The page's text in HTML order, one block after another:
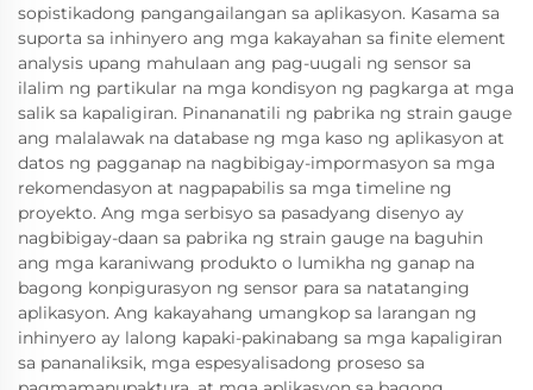
sopistikadong pangangailangan sa aplikasyon. Kasama sa
suporta sa inhinyero ang mga kakayahan sa finite element
analysis upang mahulaan ang pag-uugali ng sensor sa
ilalim ng partikular na mga kondisyon ng pagkarga at mga
salik sa kapaligiran. Pinananatili ng pabrika ng strain gauge
ang malalawak na database ng mga kaso ng aplikasyon at
datos ng pagganap na nagbibigay-impormasyon sa mga
rekomendasyon at nagpapabilis sa mga timeline ng
proyekto. Ang mga serbisyo sa pasadyang disenyo ay
nagbibigay-daan sa pabrika ng strain gauge na baguhin
ang mga karaniwang produkto o lumikha ng ganap na
bagong konpigurasyon ng sensor para sa natatanging
aplikasyon. Ang kakayahang umangkop sa larangan ng
inhinyero ay lalong kapaki-pakinabang sa mga kapaligiran
sa pananaliksik, mga espesyalisadong proseso sa